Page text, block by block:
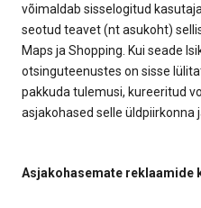
võimaldab sisselogitud
seotud teavet (nt asukoht)
Maps ja Shopping. Kui seade
otsinguteenustes on sisse
pakkuda tulemusi, kureeritud
asjakohased selle üldpiirkonna
Asjakohasemate reklaamide